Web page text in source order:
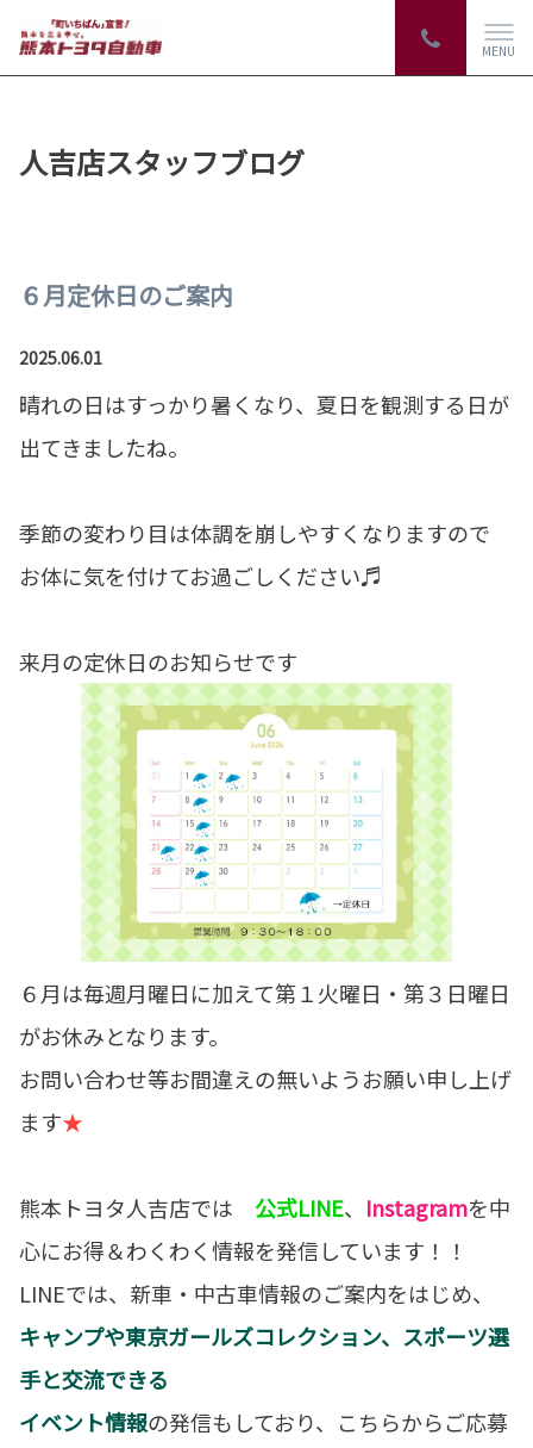
MENU
人吉店スタッフブログ
６月定休日のご案内
2025.06.01
晴れの日はすっかり暑くなり、夏日を観測する日が
出てきましたね。
季節の変わり目は体調を崩しやすくなりますので
お体に気を付けてお過ごしください♬
来月の定休日のお知らせです
６月は毎週月曜日に加えて第１火曜日・第３日曜日
がお休みとなります。
お問い合わせ等お間違えの無いようお願い申し上げ
ます★
熊本トヨタ人吉店では 公式LINE、 Instagramを中
心にお得＆わくわく情報を発信しています！！
LINEでは、新車・中古車情報のご案内をはじめ、
キャンプや東京ガールズコレクション、スポーツ選
手と交流できる
イベント情報の発信もしており、こちらからご応募